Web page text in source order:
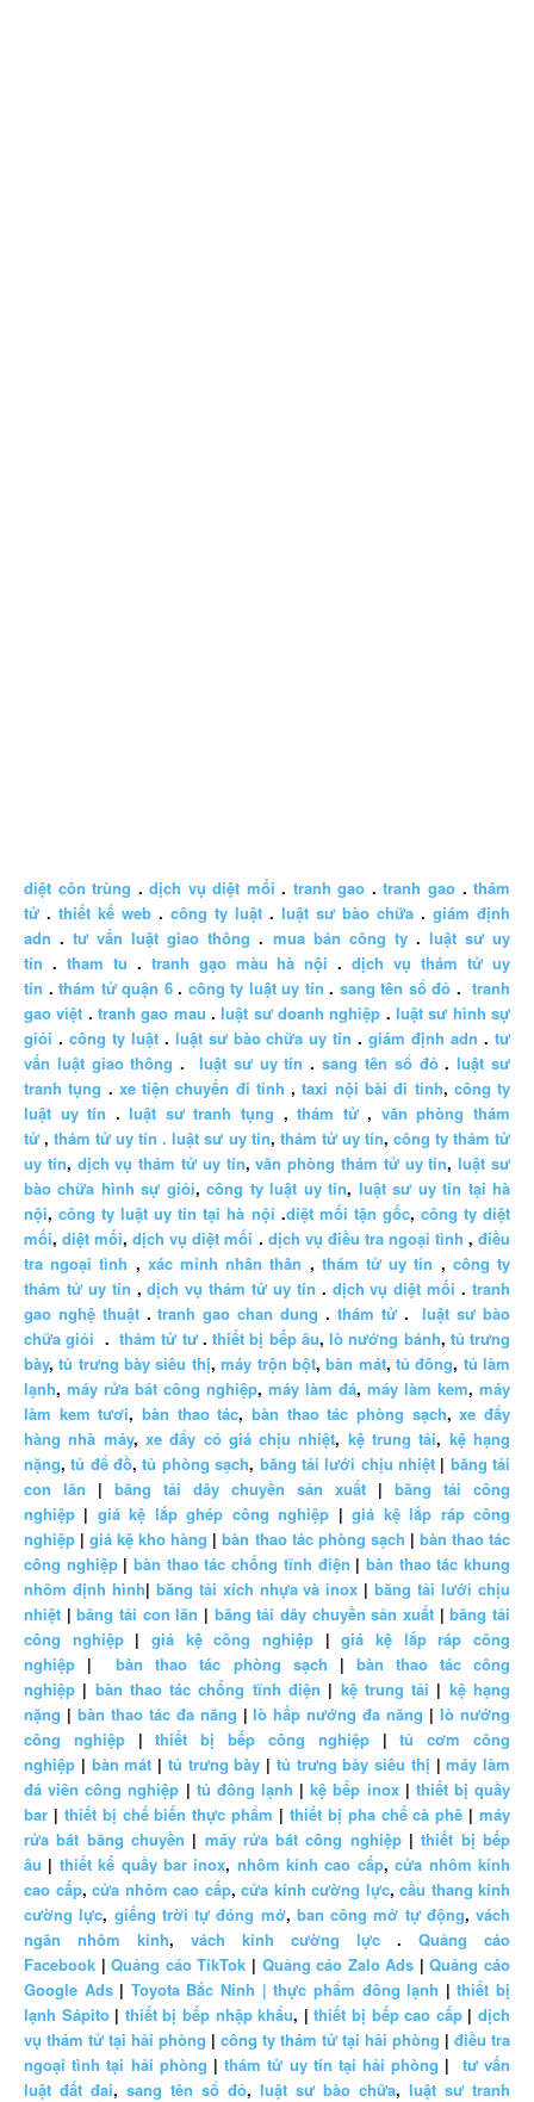
diệt côn trùng .dịch vụ diệt mối . tranh gao .tranh gao .thám
tử . thiết kế web . công ty luật . luật sư bào chữa . giám định
adn .tư vấn luật giao thông . mua bán công ty. luật sư uy
tín . tham tu . tranh gạo màu hà nội .dịch vụ thám tử uy
tín .thám tử quận 6. công ty luật uy tín . sang tên sổ đỏ .tranh
gao việt .tranh gao mau .luật sư doanh nghiệp .luật sư hình sự
giỏi . công ty luật. luật sư bào chữa uy tín .giám định adn .tư
vấn luật giao thông . luật sư uy tín .sang tên sổ đỏ.luật sư
tranh tụng . xe tiện chuyến đi tỉnh ,taxi nội bài đi tỉnh, công ty
luật uy tín .luật sư tranh tụng ,thám tử, văn phòng thám
tử ,thám tử uy tín . luật sư uy tín, thám tử uy tín, công ty thám tử
uy tín, dịch vụ thám tử uy tín,văn phòng thám tử uy tín,luật sư
bào chữa hình sự giỏi,công ty luật uy tín, luật sư uy tín tại hà
nội,công ty luật uy tín tại hà nội .diệt mối tận gốc, công ty diệt
mối,diệt mối,dịch vụ diệt mối . dịch vụ điều tra ngoại tình ,điều
tra ngoại tình , xác minh nhân thân , thám tử uy tín , công ty
thám tử uy tín ,dịch vụ thám tử uy tín . dịch vụ diệt mối .tranh
gao nghệ thuật.tranh gao chan dung . thám tử.luật sư bào
chữa giỏi .thám tử tư.thiết bị bếp âu,lò nướng bánh, tủ trưng
bày,tủ trưng bày siêu thị,máy trộn bột,bàn mát, tủ đông, tủ làm
lạnh, máy rửa bát công nghiệp, máy làm đá, máy làm kem, máy
làm kem tươi,bàn thao tác,bàn thao tác phòng sạch,xe đẩy
hàng nhà máy, xe đẩy có giá chịu nhiệt, kệ trung tải, kệ hạng
nặng,tủ để đồ,tủ phòng sạch, băng tải lưới chịu nhiệt| băng tải
con lăn | băng tải dây chuyền sản xuất | băng tải công
nghiệp | giá kệ lắp ghép công nghiệp |giá kệ lắp ráp công
nghiệp |giá kệ kho hàng |bàn thao tác phòng sạch | bàn thao tác
công nghiệp|bàn thao tác chống tĩnh điện | bàn thao tác khung
nhôm định hình| băng tải xích nhựa và inox |băng tải lưới chịu
nhiệt |băng tải con lăn | băng tải dây chuyền sản xuất |băng tải
công nghiệp|giá kệ công nghiệp |giá kệ lắp ráp công
nghiệp |bàn thao tác phòng sạch | bàn thao tác công
nghiệp | bàn thao tác chống tĩnh điện | kệ trung tải | kệ hạng
nặng | bàn thao tác đa năng |lò hấp nướng đa năng |lò nướng
công nghiệp|thiết bị bếp công nghiệp|tủ cơm công
nghiệp | bàn mát | tủ trưng bày | tủ trưng bày siêu thị |máy làm
đá viên công nghiệp | tủ đông lạnh |kệ bếp inox| thiết bị quầy
bar | thiết bị chế biến thực phẩm | thiết bị pha chế cà phê | máy
rửa bát băng chuyền | máy rửa bát công nghiệp|thiết bị bếp
âu | thiết kế quầy bar inox, nhôm kính cao cấp,cửa nhôm kính
cao cấp, cửa nhôm cao cấp, cửa kính cường lực, cầu thang kính
cường lực, giếng trời tự đóng mở, ban công mở tự động, vách
ngăn nhôm kính, vách kính cường lực . Quảng cáo
Facebook |Quảng cáo TikTok | Quảng cáo Zalo Ads |Quảng cáo
Google Ads| Toyota Bắc Ninh | thực phẩm đông lạnh |thiết bị
lạnh Sápito | thiết bị bếp nhập khẩu, |thiết bị bếp cao cấp|dịch
vụ thám tử tại hải phòng | công ty thám tử tại hải phòng | điều tra
ngoại tình tại hải phòng |thám tử uy tín tại hải phòng | tư vấn
luật đất đai, sang tên sổ đỏ, luật sư bào chữa, luật sư tranh